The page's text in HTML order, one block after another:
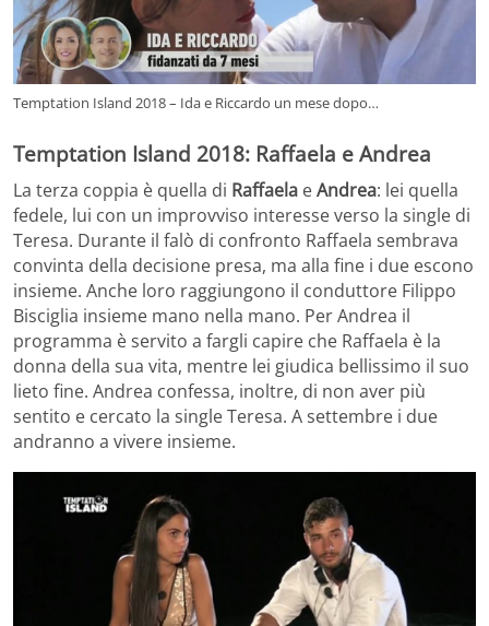
Temptation Island 2018 – Ida e Riccardo un mese dopo…
Temptation Island 2018: Raffaela e Andrea
La terza coppia è quella di Raffaela eAndrea: lei quella
fedele, lui con un improvviso interesse verso la single di
Teresa. Durante il falò di confronto Raffaela sembrava
convinta della decisione presa, ma alla fine i due escono
insieme. Anche loro raggiungono il conduttore Filippo
Bisciglia insieme mano nella mano. Per Andrea il
programma è servito a fargli capire che Raffaela è la
donna della sua vita, mentre lei giudica bellissimo il suo
lieto fine. Andrea confessa, inoltre, di non aver più
sentito e cercato la single Teresa. A settembre i due
andranno a vivere insieme.